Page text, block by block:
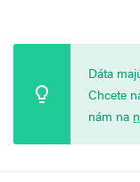
Dáta
Chcete
nám na